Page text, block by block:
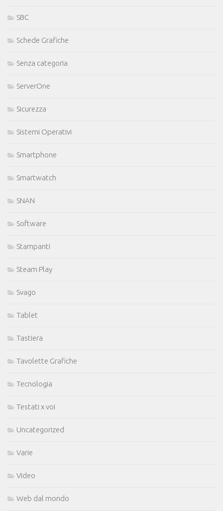
SBC
Schede Grafiche
Senza categoria
ServerOne
Sicurezza
Sistemi Operativi
Smartphone
Smartwatch
SNAN
Software
Stampanti
Steam Play
Svago
Tablet
Tastiera
Tavolette Grafiche
Tecnologia
Testati x voi
Uncategorized
Varie
Video
Web dal mondo